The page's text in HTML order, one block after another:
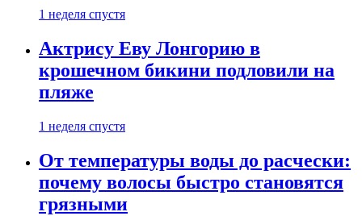
1 неделя спустя
Актрису Еву Лонгорию в
крошечном бикини подловили на
пляже
1 неделя спустя
От температуры воды до расчески:
почему волосы быстро становятся
грязными